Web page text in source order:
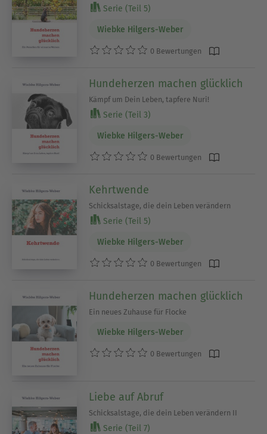
Serie (Teil 5)
Wiebke Hilgers-Weber
0 Bewertungen
Hundeherzen machen glücklich
Kämpf um Dein Leben, tapfere Nuri!
Serie (Teil 3)
Wiebke Hilgers-Weber
0 Bewertungen
Kehrtwende
Schicksalstage, die dein Leben verändern
Serie (Teil 5)
Wiebke Hilgers-Weber
0 Bewertungen
Hundeherzen machen glücklich
Ein neues Zuhause für Flocke
Wiebke Hilgers-Weber
0 Bewertungen
Liebe auf Abruf
Schicksalstage, die dein Leben verändern II
Serie (Teil 7)